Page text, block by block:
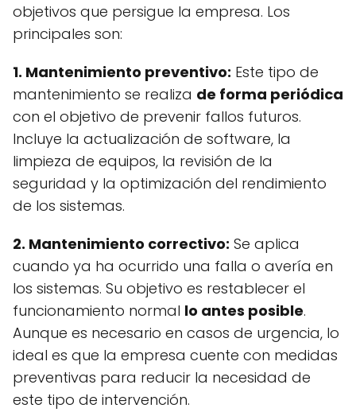
objetivos que persigue la empresa. Los
principales son:
1. Mantenimiento preventivo: Este tipo de
mantenimiento se realiza de forma periódica
con el objetivo de prevenir fallos futuros.
Incluye la actualización de software, la
limpieza de equipos, la revisión de la
seguridad y la optimización del rendimiento
de los sistemas.
2. Mantenimiento correctivo: Se aplica
cuando ya ha ocurrido una falla o avería en
los sistemas. Su objetivo es restablecer el
funcionamiento normal lo antes posible.
Aunque es necesario en casos de urgencia, lo
ideal es que la empresa cuente con medidas
preventivas para reducir la necesidad de
este tipo de intervención.